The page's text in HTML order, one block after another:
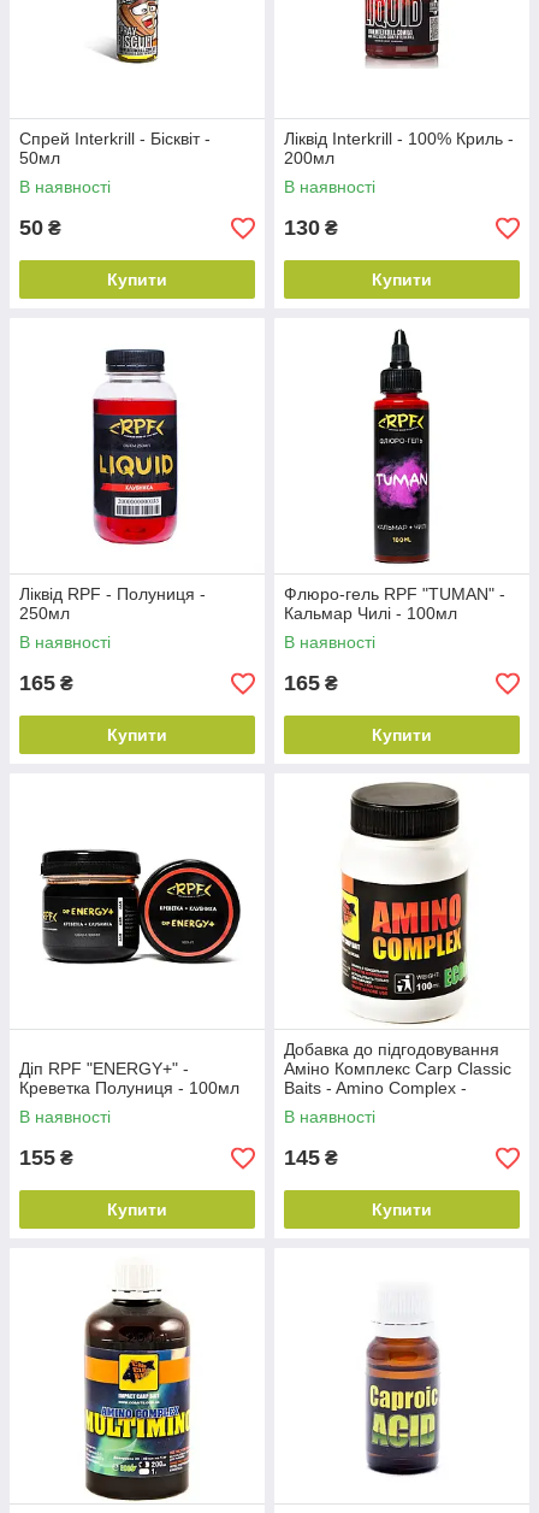
Спрей Interkrill - Бісквіт -
50мл
В наявності
50 ₴
Купити
Ліквід Interkrill - 100% Криль -
200мл
В наявності
130 ₴
Купити
Ліквід RPF - Полуниця -
250мл
В наявності
165 ₴
Купити
Флюро-гель RPF "TUMAN" -
Кальмар Чилі - 100мл
В наявності
165 ₴
Купити
Діп RPF "ENERGY+" -
Креветка Полуниця - 100мл
В наявності
155 ₴
Купити
Добавка до підгодовування
Аміно Комплекс Carp Classic
Baits - Amino Complex -
100мл
В наявності
145 ₴
Купити